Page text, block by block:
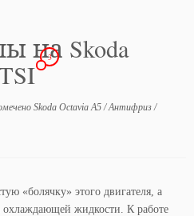
на Skoda
3
Skoda Octavia A5 /Антифриз /
«болячку» этого двигателя, а
охлаждающей жидкости. К работе